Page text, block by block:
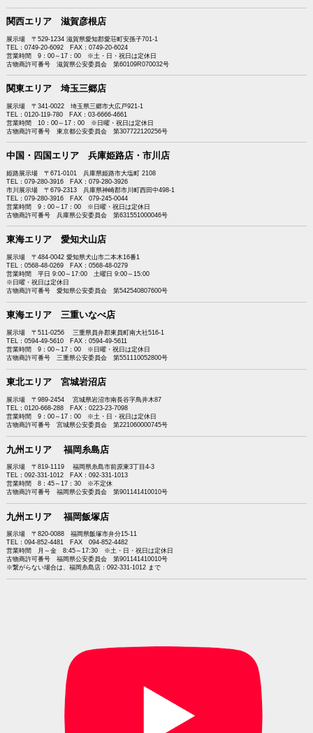
関西エリア 滋賀彦根店
展示場 〒529-1234 滋賀県愛知郡愛荘町安孫子701-1
TEL：0749-20-6092 FAX：0749-20-6024
営業時間 9：00～17：00 ※土・日・祝日は定休日
古物商許可番号 滋賀県公安委員会 第60109R070032号
関東エリア 埼玉三郷店
展示場 〒341-0022 埼玉県三郷市大広戸921-1
TEL：0120-119-780 FAX：03-6666-4661
営業時間 10：00～17：00 ※日曜・祝日は定休日
古物商許可番号 東京都公安委員会 第307722120256号
中国・四国エリア 兵庫姫路店・市川店
姫路展示場 〒671-0101 兵庫県姫路市大塩町 2108
TEL：079-280-3916 FAX：079-280-3926
市川展示場 〒679-2313 兵庫県神崎郡市川町西田中498-1
TEL：079-280-3916 FAX 079-245-0044
営業時間 9：00～17：00 ※日曜・祝日は定休日
古物商許可番号 兵庫県公安委員会 第631551000046号
東海エリア 愛知犬山店
展示場 〒484-0042 愛知県犬山市二本木16番1
TEL：0568-48-0269 FAX：0568-48-0279
営業時間 平日 9:00～17:00 土曜日 9:00～15:00
※日曜・祝日は定休日
古物商許可番号 愛知県公安委員会 第542540807600号
東海エリア 三重いなべ店
展示場 〒511-0256 三重県員弁郡東員町南大社516-1
TEL：0594-49-5610 FAX：0594-49-5611
営業時間 9：00～17：00 ※日曜・祝日は定休日
古物商許可番号 三重県公安委員会 第551110052800号
東北エリア 宮城岩沼店
展示場 〒989-2454 宮城県岩沼市南長谷字鳥井木87
TEL：0120-668-288 FAX：0223-23-7098
営業時間 9：00～17：00 ※土・日・祝日は定休日
古物商許可番号 宮城県公安委員会 第221060000745号
九州エリア 福岡糸島店
展示場 〒819-1119 福岡県糸島市前原東3丁目4-3
TEL：092-331-1012 FAX：092-331-1013
営業時間 8：45～17：30 ※不定休
古物商許可番号 福岡県公安委員会 第901141410010号
九州エリア 福岡飯塚店
展示場 〒820-0088 福岡県飯塚市弁分15-11
TEL：094-852-4481 FAX 094-852-4482
営業時間 月～金 8:45～17:30 ※土・日・祝日は定休日
古物商許可番号 福岡県公安委員会 第901141410010号
※繋がらない場合は、福岡糸島店：092-331-1012 まで